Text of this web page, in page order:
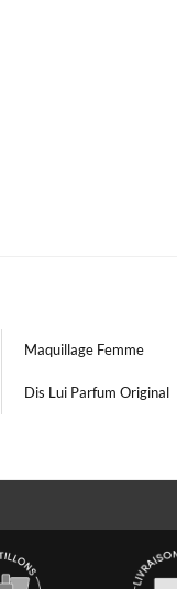
Maquillage Femme
Dis Lui Parfum Original